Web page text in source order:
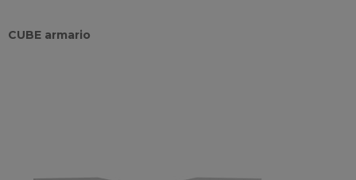
CUBE armario